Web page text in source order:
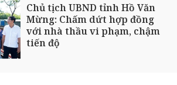
Chủ tịch UBND tỉnh Hồ Văn
Mừng: Chấm dứt hợp đồng
với nhà thầu vi phạm, chậm
tiến độ